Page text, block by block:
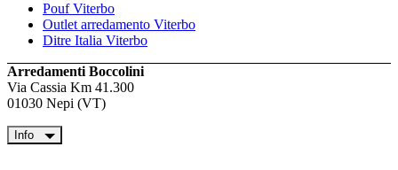
Pouf Viterbo
Outlet arredamento Viterbo
Ditre Italia Viterbo
Arredamenti Boccolini
Via Cassia Km 41.300
01030 Nepi (VT)
Info